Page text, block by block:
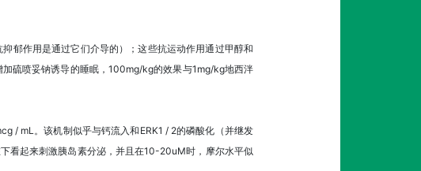
郁作用是通过它们介导的）；这些抗运动作用通过甲醇和
硫喷妥钠诱导的睡眠，100mg/kg的效果与1mg/kg地西泮
/ mL。该机制似乎与钙流入和ERK1 / 2的磷酸化（并继发
看起来刺激胰岛素分泌，并且在10-20uM时，摩尔水平似